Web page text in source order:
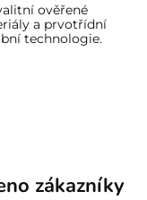
ověřené
a prvotřídní
technologie.
zákazníky